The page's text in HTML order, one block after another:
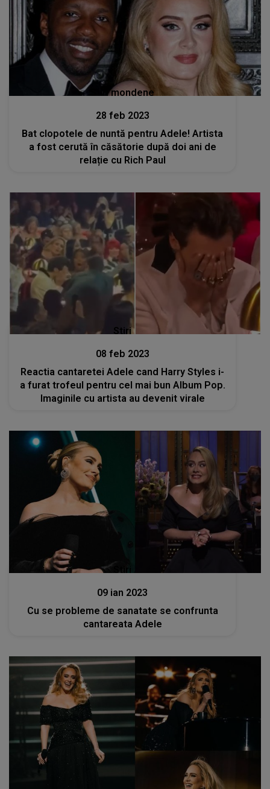
Stiri mondene
28 feb 2023
Bat clopotele de nuntă pentru Adele! Artista
a fost cerută în căsătorie după doi ani de
relație cu Rich Paul
Stiri
08 feb 2023
Reactia cantaretei Adele cand Harry Styles i-
a furat trofeul pentru cel mai bun Album Pop.
Imaginile cu artista au devenit virale
09 ian 2023
Cu se probleme de sanatate se confrunta
cantareata Adele